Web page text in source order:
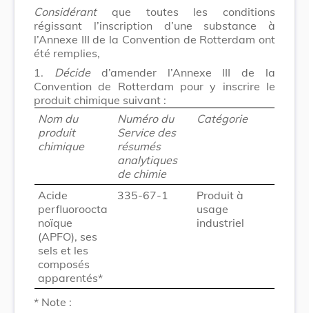
Considérantque toutes les conditions
régissant l’inscription d’une substance à
l’Annexe III de la Convention de Rotterdam ont
été remplies,
1.
Décided’amender l’Annexe III de la
Convention de Rotterdam pour y inscrire le
produit chimique suivant :
Nom du
produit
chimique
Numéro du
Service des
résumés
analytiques
de chimie
Catégorie
Acide
perfluoroocta
noïque
(APFO), ses
sels et les
composés
apparentés*
335-67-1
Produit à
usage
industriel
* Note :